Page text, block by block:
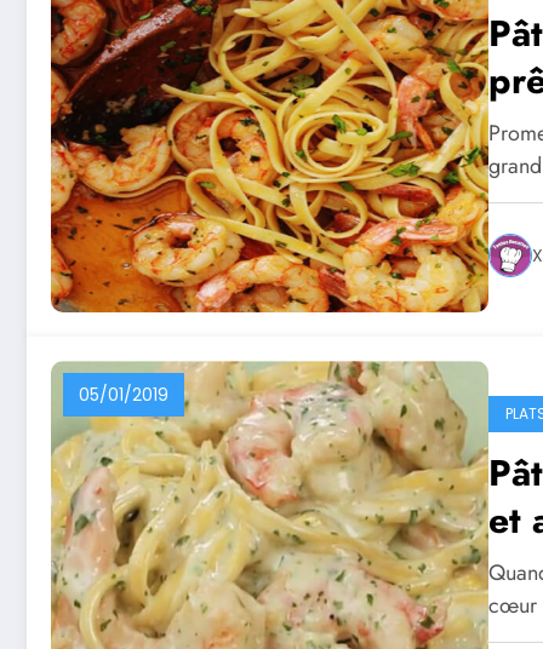
05/01/2019
et
cœur